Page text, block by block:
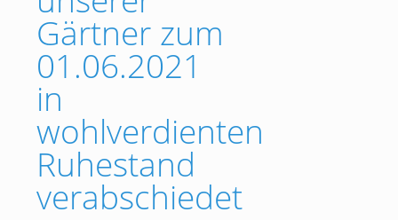
Gärtner zum
01.06.2021
in
wohlverdienten
Ruhestand
verabschiedet